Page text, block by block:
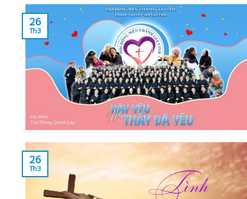
26
Th3
26
Th3